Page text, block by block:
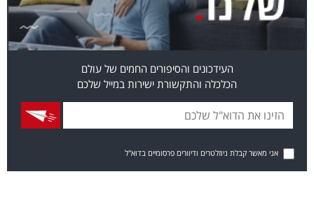
העידכונים והסיפורים החמים של עולם
הכלכלה והתקשורת ישירות במייל שלכם
אני מאשר קבלת ניוזלטרים ודיוורים פרסומיים בדוא"ל